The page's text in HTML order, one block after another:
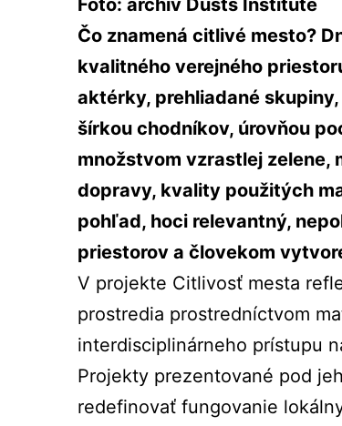
Foto: archív Dusts Institute
Čo znamená citlivé mesto?
kvalitného verejného
aktérky, prehliadané
šírkou chodníkov, úrovňou
množstvom vzrastlej zelene,
dopravy, kvality použitých
pohľad, hoci relevantný,
priestorov a človekom
V projekte Citlivosť mesta
prostredia prostredníctvom
interdisciplinárneho prístupu
Projekty prezentované pod
redefinovať fungovanie